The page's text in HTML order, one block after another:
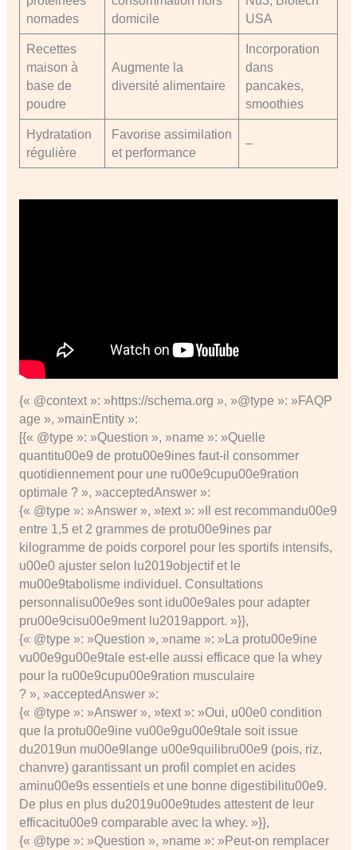
nomades
domicile
USA
Recettes
maison à
base de
poudre
Augmente la
diversité alimentaire
Incorporation
dans
pancakes,
smoothies
Hydratation
régulière
Favorise assimilation
et performance
–
{« @context »: »https://schema.org », »@type »: »FAQP
age », »mainEntity »:
[{« @type »: »Question », »name »: »Quelle
quantitu00e9 de protu00e9ines faut-il consommer
quotidiennement pour une ru00e9cupu00e9ration
optimale ? », »acceptedAnswer »:
{« @type »: »Answer », »text »: »Il est recommandu00e9
entre 1,5 et 2 grammes de protu00e9ines par
kilogramme de poids corporel pour les sportifs intensifs,
u00e0 ajuster selon lu2019objectif et le
mu00e9tabolisme individuel. Consultations
personnalisu00e9es sont idu00e9ales pour adapter
pru00e9cisu00e9ment lu2019apport. »}},
{« @type »: »Question », »name »: »La protu00e9ine
vu00e9gu00e9tale est-elle aussi efficace que la whey
pour la ru00e9cupu00e9ration musculaire
? », »acceptedAnswer »:
{« @type »: »Answer », »text »: »Oui, u00e0 condition
que la protu00e9ine vu00e9gu00e9tale soit issue
du2019un mu00e9lange u00e9quilibru00e9 (pois, riz,
chanvre) garantissant un profil complet en acides
aminu00e9s essentiels et une bonne digestibilitu00e9.
De plus en plus du2019u00e9tudes attestent de leur
efficacitu00e9 comparable avec la whey. »}},
{« @type »: »Question », »name »: »Peut-on remplacer